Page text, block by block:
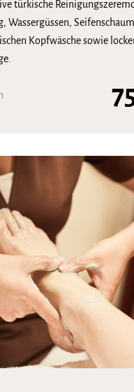
türkische
Wassergüssen,
Kopfwäsche sowie